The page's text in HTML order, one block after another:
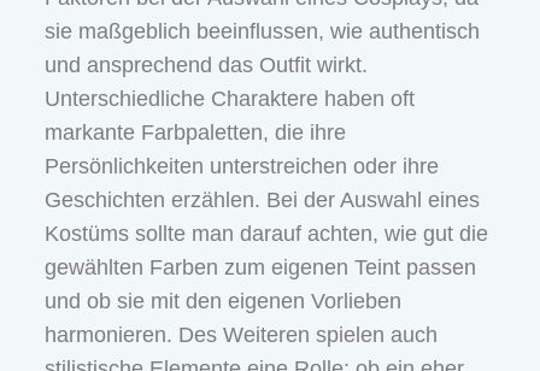
sie maßgeblich beeinflussen, wie authentisch
und ansprechend das Outfit wirkt.
Unterschiedliche Charaktere haben oft
markante Farbpaletten, die ihre
Persönlichkeiten unterstreichen oder ihre
Geschichten erzählen. Bei der Auswahl eines
Kostüms sollte man darauf achten, wie gut die
gewählten Farben zum eigenen Teint passen
und ob sie mit den eigenen Vorlieben
harmonieren. Des Weiteren spielen auch